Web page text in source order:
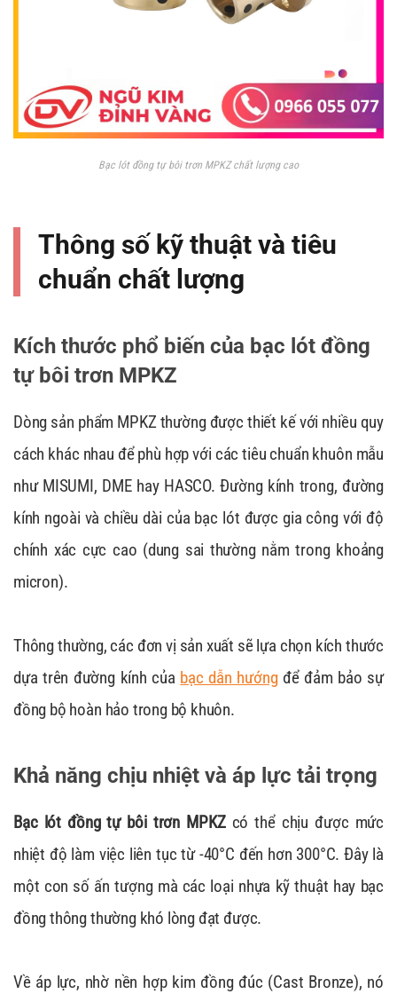
Bạc lót đồng tự bôi trơn MPKZ chất lượng cao
Thông số kỹ thuật và tiêu
chuẩn chất lượng
Kích thước phổ biến của bạc lót đồng
tự bôi trơn MPKZ
Dòng sản phẩm MPKZ thường được thiết kế với nhiều quy
cách khác nhau để phù hợp với các tiêu chuẩn khuôn mẫu
như MISUMI, DME hay HASCO. Đường kính trong, đường
kính ngoài và chiều dài của bạc lót được gia công với độ
chính xác cực cao (dung sai thường nằm trong khoảng
micron).
Thông thường, các đơn vị sản xuất sẽ lựa chọn kích thước
dựa trên đường kính của bạc dẫn hướngđể đảm bảo sự
đồng bộ hoàn hảo trong bộ khuôn.
Khả năng chịu nhiệt và áp lực tải trọng
Bạc lót đồng tự bôi trơn MPKZcó thể chịu được mức
nhiệt độ làm việc liên tục từ -40°C đến hơn 300°C. Đây là
một con số ấn tượng mà các loại nhựa kỹ thuật hay bạc
đồng thông thường khó lòng đạt được.
Về áp lực, nhờ nền hợp kim đồng đúc (Cast Bronze), nó